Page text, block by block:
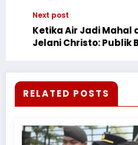
Next post
Ketika Air Jadi Mahal
Jelani Christo: Publik
RELATED POSTS